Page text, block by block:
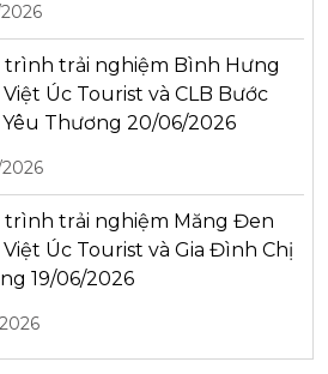
trình trải nghiệm Bình Hưng
Úc Tourist và CLB Bước
Yêu Thương 20/06/2026
trình trải nghiệm Măng Đen
Úc Tourist và Gia Đình Chị
19/06/2026